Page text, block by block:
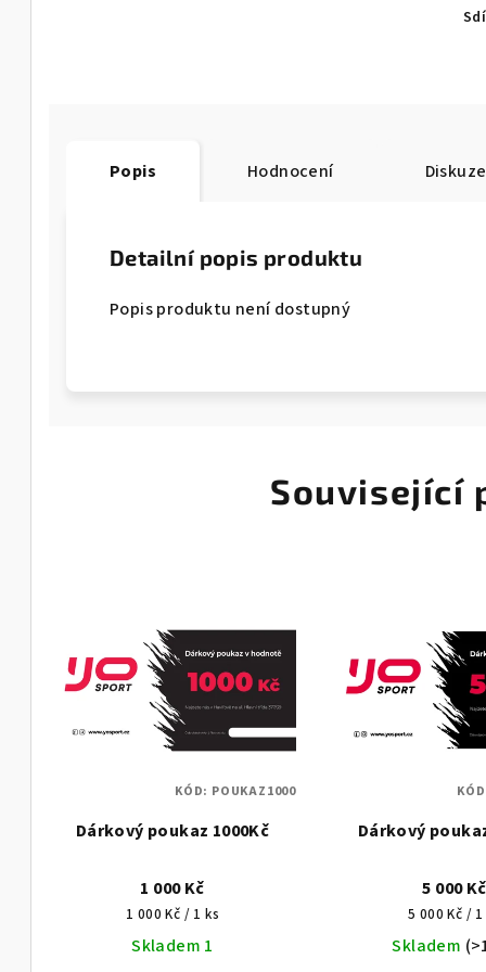
Popis Hodnocení Diskuze
Detailní popis produktu
Popis produktu není dostupný
Související
Dárkový poukaz 1000Kč
1 000 Kč
Měrná
cena:
1 000 Kč / 1 ks
Skladem 1
KÓD: POUKAZ1000
Dárkový
5 000 Kč
Měrná
cena:
5 000 Kč /
Skladem